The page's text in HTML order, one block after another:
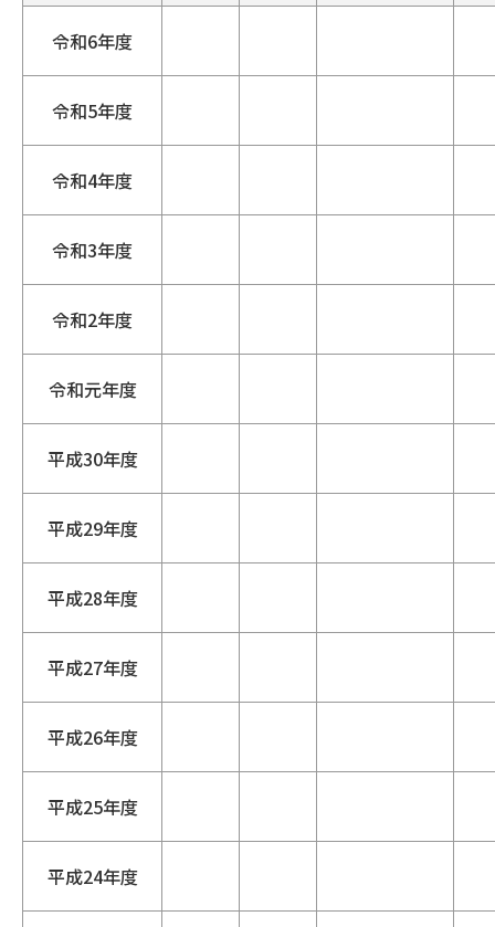
令和6年度
令和5年度
令和4年度
令和3年度
令和2年度
令和元年度
平成30年度
平成29年度
平成28年度
平成27年度
平成26年度
平成25年度
平成24年度